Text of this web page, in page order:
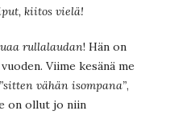
kiitos vielä!
rullalaudan! Hän on
Viime kesänä me
”sitten vähän isompana”,
on ollut jo niin